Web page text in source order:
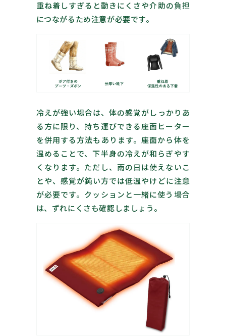
重ね着しすぎると動きにくさや介助の負担
につながるため注意が必要です。
冷えが強い場合は、体の感覚がしっかりあ
る方に限り、持ち運びできる座面ヒーター
を併用する方法もあります。座面から体を
温めることで、下半身の冷えが和らぎやす
くなります。ただし、雨の日は使えないこ
とや、感覚が鈍い方では低温やけどに注意
が必要です。クッションと一緒に使う場合
は、ずれにくさも確認しましょう。